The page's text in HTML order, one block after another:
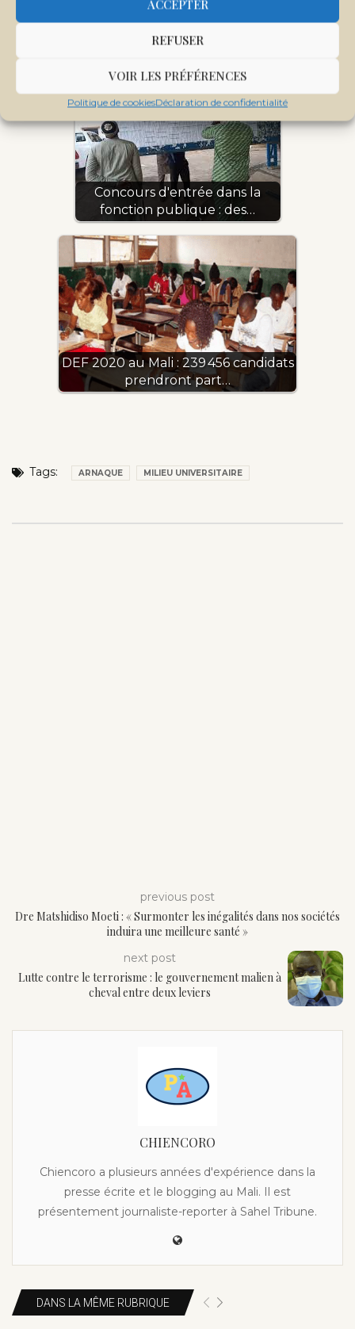
ACCEPTER
REFUSER
VOIR LES PRÉFÉRENCES
Politique de cookiesDéclaration de confidentialité
Concours littéraire POECOVID: les
meilleures œuvres…
Concours d'entrée dans la
fonction publique : des…
DEF 2020 au Mali : 239 456 candidats
prendront part…
Tags: ARNAQUE MILIEU UNIVERSITAIRE
previous post
Dre Matshidiso Moeti : « Surmonter les inégalités dans nos sociétés
induira une meilleure santé »
next post
Lutte contre le terrorisme : le gouvernement malien à
cheval entre deux leviers
CHIENCORO
Chiencoro a plusieurs années d'expérience dans la
presse écrite et le blogging au Mali. Il est
présentement journaliste-reporter à Sahel Tribune.
DANS LA MÊME RUBRIQUE